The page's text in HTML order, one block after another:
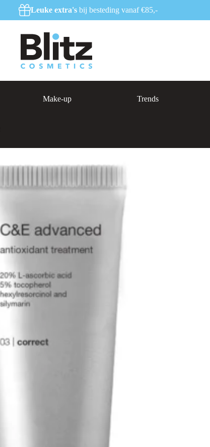
Leuke extra'sbij besteding vanaf €85,-
Make-up Trends